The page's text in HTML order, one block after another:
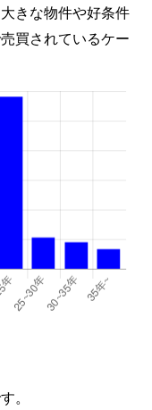
きな物件や好条件
買されているケー
。